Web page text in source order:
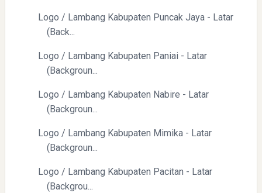
Logo / Lambang Kabupaten Puncak Jaya - Latar
(Back...
Logo / Lambang Kabupaten Paniai - Latar
(Backgroun...
Logo / Lambang Kabupaten Nabire - Latar
(Backgroun...
Logo / Lambang Kabupaten Mimika - Latar
(Backgroun...
Logo / Lambang Kabupaten Pacitan - Latar
(Backgrou...